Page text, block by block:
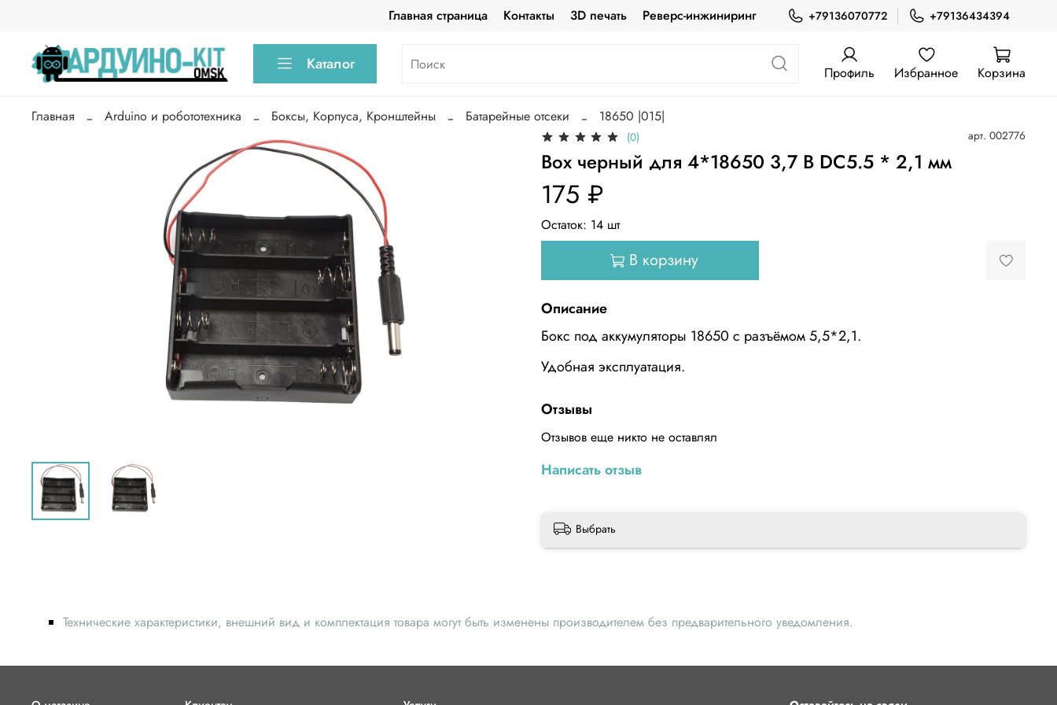
Главная страница Контакты 3D печать Реверс-инжиниринг +79136070772 +79136434394
Каталог Профиль Избранное Корзина
Главная Arduino и робототехника Боксы, Корпуса, Кронштейны Батарейные отсеки 18650 |015|
(0) арт. 002776
Box черный для 4*18650 3,7 В DC5.5 * 2,1 мм
175 ₽
Остаток: 14 шт
В корзину
Описание
Бокс под аккумуляторы 18650 с разъёмом 5,5*2,1.
Удобная эксплуатация.
Отзывы
Отзывов еще никто не оставлял
Написать отзыв
Выбрать
Технические характеристики, внешний вид и комплектация товара могут быть изменены производителем без предварительного уведомления.